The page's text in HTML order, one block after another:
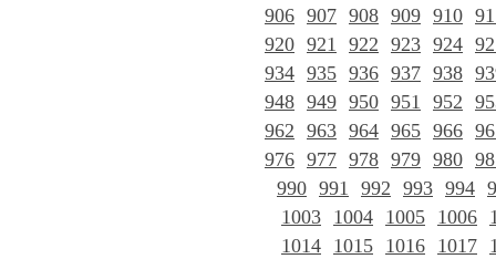
906 907 908 909 910
920 921 922 923 924
934 935 936 937 938
948 949 950 951 952
962 963 964 965 966
976 977 978 979 980
990 991 992 993 994
1003 1004 1005 1006
1014 1015 1016 1017